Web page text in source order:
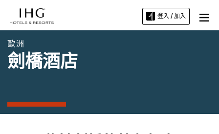
登入 / 加入
歐洲
劍橋酒店